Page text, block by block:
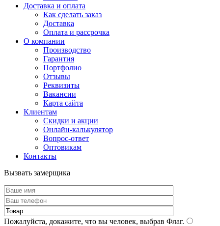
Доставка и оплата
Как сделать заказ
Доставка
Оплата и рассрочка
О компании
Производство
Гарантия
Портфолио
Отзывы
Реквизиты
Вакансии
Карта сайта
Клиентам
Скидки и акции
Онлайн-калькулятор
Вопрос-ответ
Оптовикам
Контакты
Вызвать замерщика
Пожалуйста, докажите, что вы человек, выбрав Флаг.